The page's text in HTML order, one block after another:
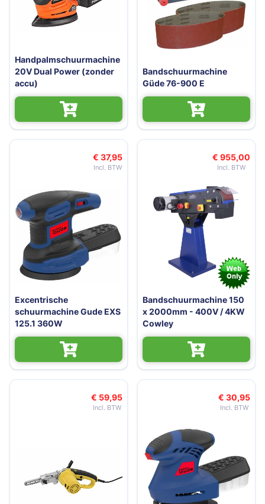
Handpalmschuurmachine
20V Dual Power (zonder
accu)
Bandschuurmachine
Güde 76-900 E
€ 37,95
Excentrische
schuurmachine Gude EXS
125.1 360W
€ 955,00
Bandschuurmachine 150
x 2000mm - 400V / 4KW
Cowley
€ 59,95 € 30,95